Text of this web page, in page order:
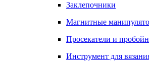
Заклепочники
Магнитные
Просекатели и
Инструмент для